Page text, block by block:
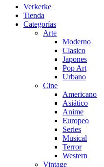
Verkerke
Tienda
Categorías
Arte
Moderno
Clasico
Japones
Pop Art
Urbano
Cine
Americano
Asiático
Anime
Europeo
Series
Musical
Terror
Western
Vintage